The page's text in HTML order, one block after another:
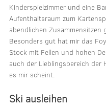
Kinderspielzimmer und eine
Aufenthaltsraum zum
abendlichen Zusammensitzen
Besonders gut hat mir das
Stock mit Fellen und hohen
auch der Lieblingsbereich der
es mir scheint.
Ski ausleihen